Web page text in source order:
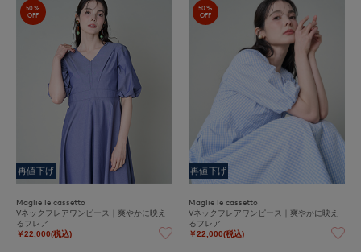
50%
OFF
再値下げ
Maglie le cassetto
Vネックフレアワンピース｜爽やかに映え
るフレア
￥22,000(税込)
50%
OFF
再値下げ
Maglie le cassetto
Vネックフレアワンピース｜爽やかに映え
るフレア
￥22,000(税込)